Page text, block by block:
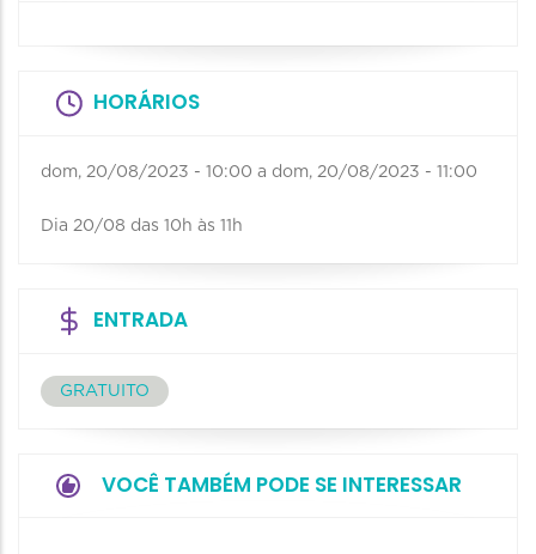
HORÁRIOS
dom, 20/08/2023 - 10:00 a dom, 20/08/2023 - 11:00
Dia 20/08 das 10h às 11h
ENTRADA
GRATUITO
VOCÊ TAMBÉM PODE SE INTERESSAR